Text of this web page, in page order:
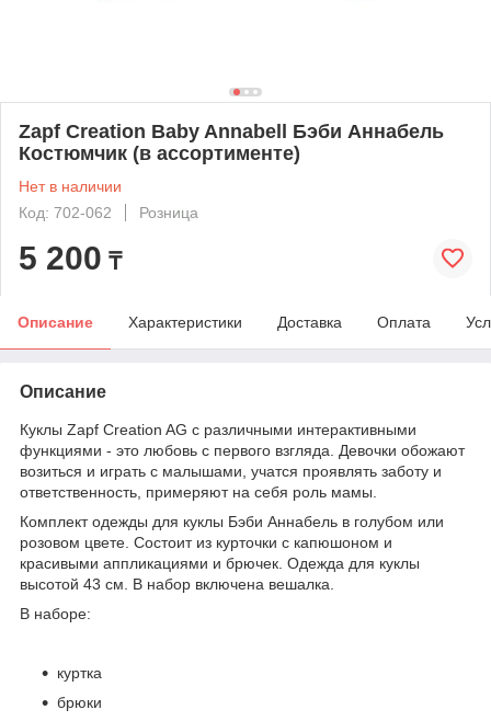
Zapf Creation Baby Annabell Бэби Аннабель
Костюмчик (в ассортименте)
Нет в наличии
Код: 702-062
Розница
5 200 ₸
Описание Характеристики Доставка Оплата
Описание
Куклы Zapf Creation AG с различными интерактивными
функциями - это любовь с первого взгляда. Девочки обожают
возиться и играть с малышами, учатся проявлять заботу и
ответственность, примеряют на себя роль мамы.
Комплект одежды для куклы Бэби Аннабель в голубом или
розовом цвете. Состоит из курточки с капюшоном и
красивыми аппликациями и брючек. Одежда для куклы
высотой 43 см. В набор включена вешалка.
В наборе:
куртка
брюки